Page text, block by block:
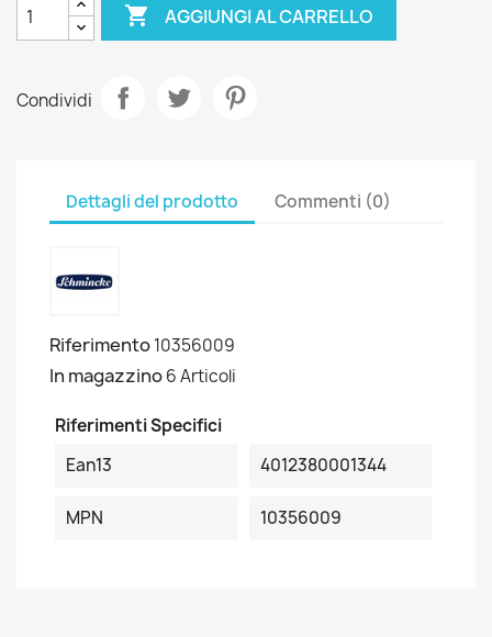
 AGGIUNGI AL CARRELLO
Condividi
Dettagli del prodotto Commenti (0)
Riferimento10356009
In magazzino6 Articoli
Riferimenti Specifici
Ean13
4012380001344
MPN 10356009